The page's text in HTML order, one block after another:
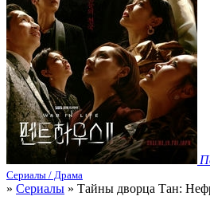
Сериалы / Драма
» Сериалы » Тайны дворца Тан: